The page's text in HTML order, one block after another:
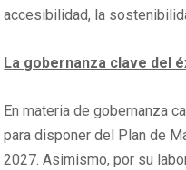
accesibilidad, la
La gobernanza clave del
En materia de gobernanza
para disponer del Plan de
2027. Asimismo, por su